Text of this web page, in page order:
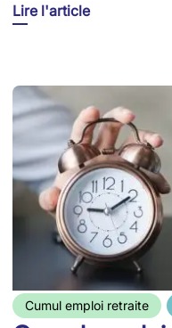
Lire l'article
Cumul emploi retraite